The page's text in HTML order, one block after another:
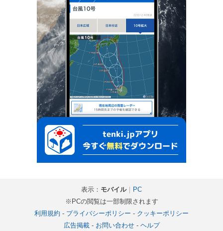
表示： モバイル｜ PC
※PCの閲覧は一部制限されます
利用規約 - プライバシーポリシー - クッキーポリシー
広告掲載- お問い合わせ- ヘルプ